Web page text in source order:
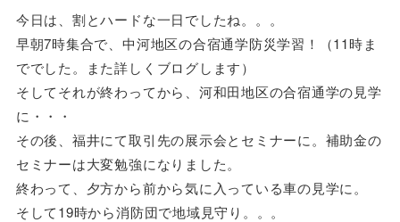
今日は、割とハードな一日でしたね。。。
早朝7時集合で、中河地区の合宿通学防災学習！（11時ま
ででした。また詳しくブログします）
そしてそれが終わってから、河和田地区の合宿通学の見学
に・・・
その後、福井にて取引先の展示会とセミナーに。補助金の
セミナーは大変勉強になりました。
終わって、夕方から前から気に入っている車の見学に。
そして19時から消防団で地域見守り。。。